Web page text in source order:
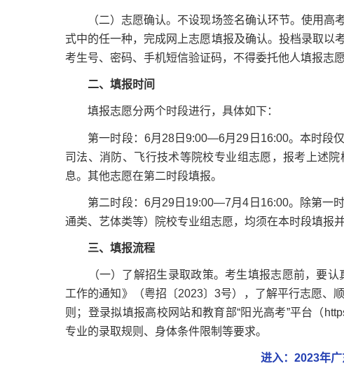
（二）志愿确认。不设现场签名确认环节。使用高
式中的任一种，完成网上志愿填报及确认。投档录取以
考生号、密码、手机短信验证码，不得委托他人填报志愿
二、填报时间
填报志愿分两个时段进行，具体如下：
第一时段：6月28日9:00—6月29日16:00。本时段仅
司法、消防、飞行技术等院校专业组志愿，报考上述
息。其他志愿在第二时段填报。
第二时段：6月29日19:00—7月4日16:00。除第一时
通类、艺体类等）院校专业组志愿，均须在本时段填报
三、填报流程
（一）了解招生录取政策。考生填报志愿前，要认
工作的通知》（粤招〔2023〕3号），了解平行志愿、
则；登录拟填报高校网站和教育部“阳光高考”平台（
专业的录取规则、身体条件限制等要求。
进入：2023年